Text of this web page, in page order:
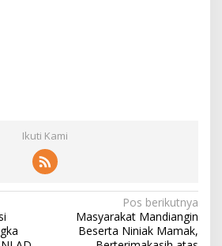
Ikuti Kami
Pos berikutnya
Masyarakat Mandiangin
Beserta Niniak Mamak,